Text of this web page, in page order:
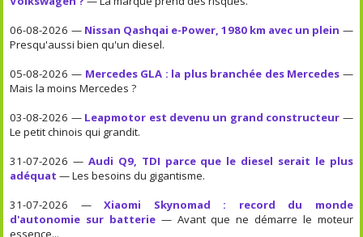
06-08-2026 — Nissan Qashqai e-Power, 1980 km avec un plein —
Presqu'aussi bien qu'un diesel.
05-08-2026 — Mercedes GLA : la plus branchée des Mercedes —
Mais la moins Mercedes ?
03-08-2026 — Leapmotor est devenu un grand constructeur —
Le petit chinois qui grandit.
31-07-2026 —Audi Q9, TDI parce que le diesel serait le plus
adéquat — Les besoins du gigantisme.
31-07-2026 —Xiaomi Skynomad : record du monde
d'autonomie sur batterie — Avant que ne démarre le moteur